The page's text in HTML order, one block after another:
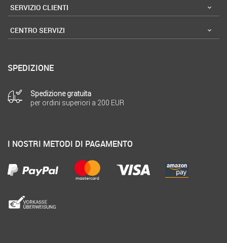
SERVIZIO CLIENTI
CENTRO SERVIZI
SPEDIZIONE
Spedizione gratuita
per ordini superiori a 200 EUR
I NOSTRI METODI DI PAGAMENTO